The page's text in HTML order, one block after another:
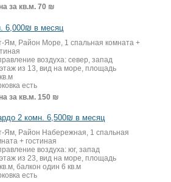
за кв.м. 70 ₪
6,000₪ в месяц
Ям, Район Море, 1 спальная комната +
воздуха: север, запад
из 13, вид на море, площадь
есть
за кв.м. 150 ₪
2 комн. 6,500₪ в месяц
Ям, Район Набережная, 1 спальная
+ гостиная
воздуха: юг, запад
из 23, вид на море, площадь
балкон один 6 кв.м
есть